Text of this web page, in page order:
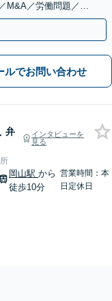
M&A／労働問題／知
ルでお問い合わせ
弁
インタビューを
見る
岡山駅 から
徒歩10分
営業時間：本
日定休日